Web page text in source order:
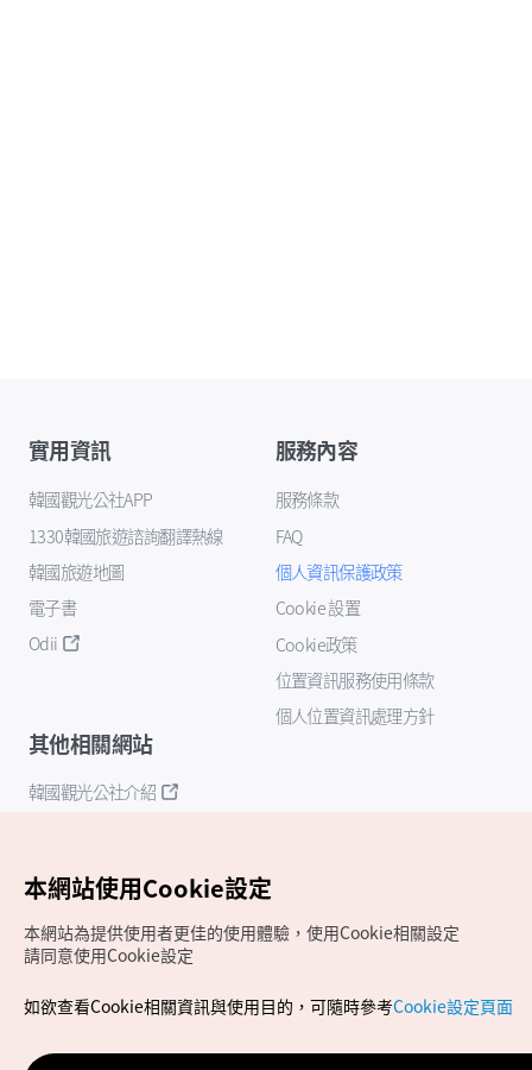
實用資訊
韓國觀光公社APP
1330韓國旅遊諮詢翻譯熱線
韓國旅遊地圖
電子書
Odii
服務內容
服務條款
FAQ
個人資訊保護政策
Cookie 設置
Cookie政策
位置資訊服務使用條款
個人位置資訊處理方針
其他相關網站
韓國觀光公社介紹
Copyrights (c) 韓國觀光公社版權所有
如有相關疑問或建議，歡迎來信至官方信箱
本網站使用Cookie設定
本網站為提供使用者更佳的使用體驗，使用Cookie相關設定
請同意使用Cookie設定
如欲查看Cookie相關資訊與使用目的，可隨時參考Cookie設定頁面